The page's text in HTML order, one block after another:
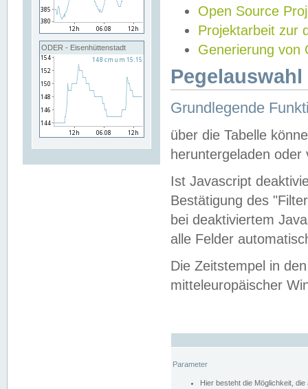
ODER - Eisenhüttenstadt
Open Source
Projektarbeit zur
Generierung von
Grundlegende
über die Tabelle
heruntergeladen oder
Ist Javascript
Bestätigung des
bei deaktiviertem
alle Felder
Die Zeitstempel in
mitteleuropäischer
Parameter
Hier besteht die Möglichkeit,